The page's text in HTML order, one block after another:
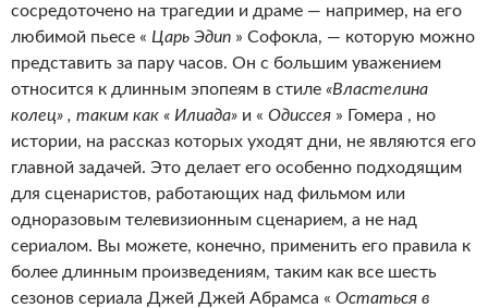
сосредоточено на трагедии и драме — например, на его
любимой пьесе « Царь Эдип » Софокла, — которую можно
представить за пару часов. Он с большим уважением
относится к длинным эпопеям в стиле «Властелина
колец» , таким как « Илиада» и « Одиссея » Гомера , но
истории, на рассказ которых уходят дни, не являются его
главной задачей. Это делает его особенно подходящим
для сценаристов, работающих над фильмом или
одноразовым телевизионным сценарием, а не над
сериалом. Вы можете, конечно, применить его правила к
более длинным произведениям, таким как все шесть
сезонов сериала Джей Джей Абрамса « Остаться в